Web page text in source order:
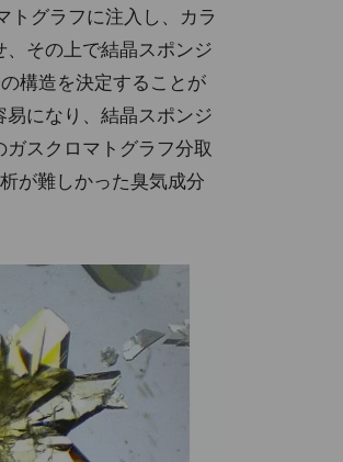
トグラフに注入し、カラ
その上で結晶スポンジ
構造を決定することが
になり、結晶スポンジ
スクロマトグラフ分取
が難しかった臭気成分